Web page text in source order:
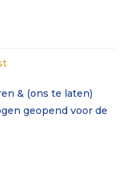
& (ons te laten)
geopend voor de